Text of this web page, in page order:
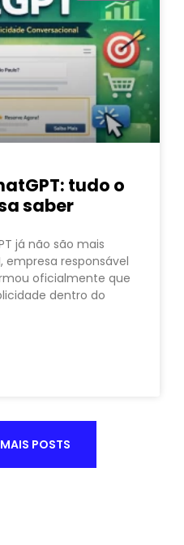
tudo o
saber
já não são mais
empresa responsável
oficialmente que
dentro do
POSTS